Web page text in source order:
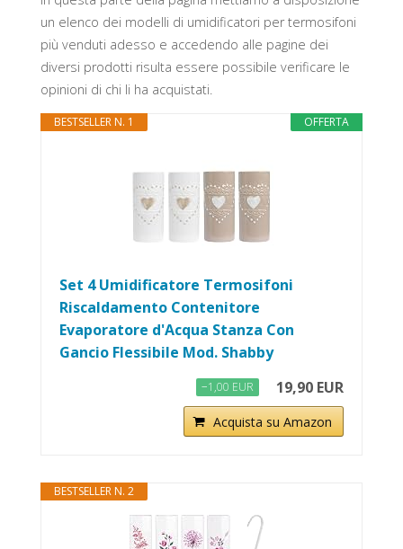
un elenco dei modelli di umidificatori per termosifoni
più venduti adesso e accedendo alle pagine dei
diversi prodotti risulta essere possibile verificare le
opinioni di chi li ha acquistati.
OFFERTA
BESTSELLER N. 1
Set 4 Umidificatore Termosifoni
Riscaldamento Contenitore
Evaporatore d'Acqua Stanza Con
Gancio Flessibile Mod. Shabby
−1,00 EUR 19,90 EUR
Acquista su Amazon
BESTSELLER N. 2